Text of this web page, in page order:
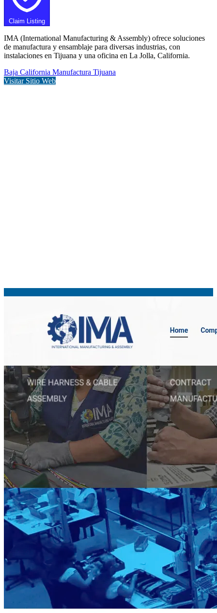
Claim Listing
IMA (International Manufacturing & Assembly) ofrece soluciones
de manufactura y ensamblaje para diversas industrias, con
instalaciones en Tijuana y una oficina en La Jolla, California.
Baja California Manufactura Tijuana
Visitar Sitio Web